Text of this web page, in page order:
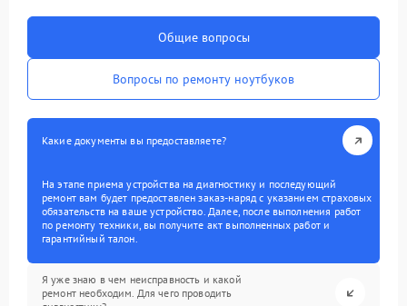
Общие вопросы
Вопросы по ремонту ноутбуков
Какие документы вы предоставляете?
На этапе приема устройства на диагностику и последующий
ремонт вам будет предоставлен заказ-наряд с указанием страховых
обязательств на ваше устройство. Далее, после выполнения работ
по ремонту техники, вы получите акт выполненных работ и
гарантийный талон.
Я уже знаю в чем неисправность и какой
ремонт необходим. Для чего проводить